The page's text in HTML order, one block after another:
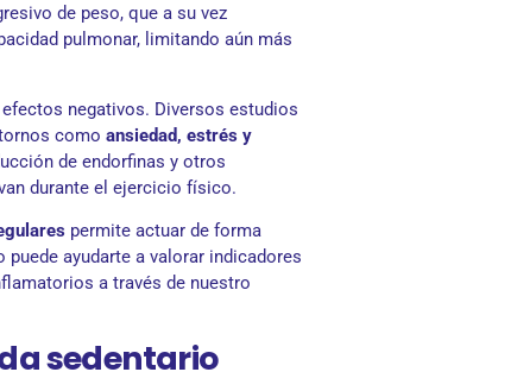
de peso, que a su vez
pulmonar, limitando aún más
negativos. Diversos estudios
como ansiedad, estrés y
de endorfinas y otros
durante el ejercicio físico.
permite actuar de forma
puede ayudarte a valorar indicadores
a través de nuestro
sedentario